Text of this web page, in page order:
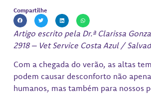
Compartilhe
Artigo escrito pela Dr.ª Clarissa
2918 – Vet Service Costa Azul /
Com a chegada do verão, as altas
podem causar desconforto não
humanos, mas também para nossos